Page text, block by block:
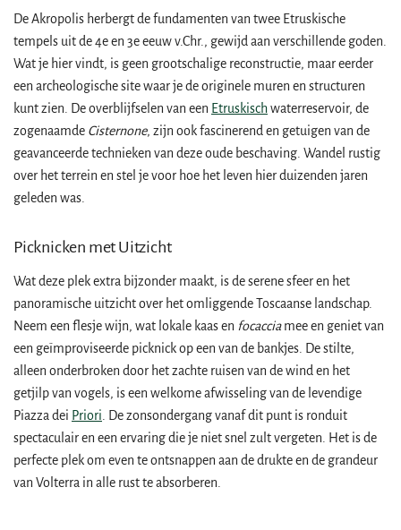
De Akropolis herbergt de fundamenten van twee Etruskische
tempels uit de 4e en 3e eeuw v.Chr., gewijd aan verschillende goden.
Wat je hier vindt, is geen grootschalige reconstructie, maar eerder
een archeologische site waar je de originele muren en structuren
kunt zien. De overblijfselen van een Etruskischwaterreservoir, de
zogenaamde Cisternone, zijn ook fascinerend en getuigen van de
geavanceerde technieken van deze oude beschaving. Wandel rustig
over het terrein en stel je voor hoe het leven hier duizenden jaren
geleden was.
Picknicken met Uitzicht
Wat deze plek extra bijzonder maakt, is de serene sfeer en het
panoramische uitzicht over het omliggende Toscaanse landschap.
Neem een flesje wijn, wat lokale kaas en focacciamee en geniet van
een geïmproviseerde picknick op een van de bankjes. De stilte,
alleen onderbroken door het zachte ruisen van de wind en het
getjilp van vogels, is een welkome afwisseling van de levendige
Piazza dei Priori . De zonsondergang vanaf dit punt is ronduit
spectaculair en een ervaring die je niet snel zult vergeten. Het is de
perfecte plek om even te ontsnappen aan de drukte en de grandeur
van Volterra in alle rust te absorberen.